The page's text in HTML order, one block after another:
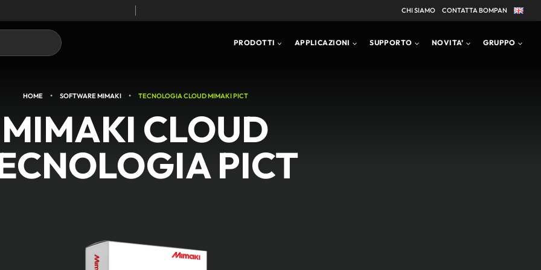
CHI SIAMO CONTATTA BOMPAN
PRODOTTI APPLICAZIONI SUPPORTO NOVITA’ GRUPPO
TECNOLOGIA CORE BROCHURE PRODOTTI
HOME • SOFTWARE MIMAKI • TECNOLOGIA CLOUD MIMAKI PICT
MIMAKI CLOUD
PICT